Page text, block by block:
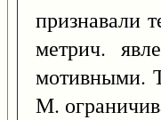
признавали
метрич.
мотивными.
М.